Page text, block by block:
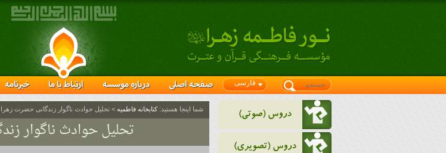
فارسی صفحه اصلی درباره موسسه ارتباط با ما خبرنامه
دروس (صوتی)
دروس (تصویری)
شما اینجا هستید:کتابخانه فاطمیه > تحلیل حوادث ناگوار زندگانی حضرت زهرا
تحلیل حوادث ناگوار